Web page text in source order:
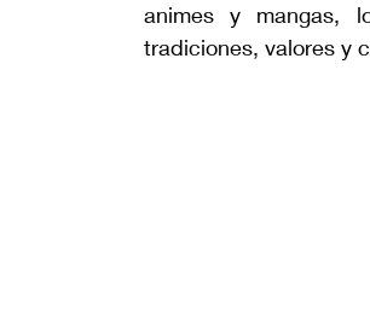
animes y mangas,
tradiciones, valores y